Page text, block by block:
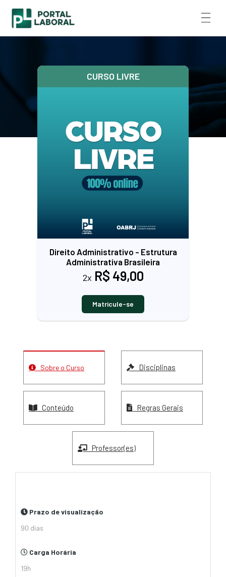
CURSO LIVRE
Direito Administrativo - Estrutura
Administrativa Brasileira
2x R$ 49,00
Matricule-se
Sobre o Curso Disciplinas
Conteúdo Regras Gerais
Professor(es)
Prazo de visualização
90 dias
Carga Horária
19h